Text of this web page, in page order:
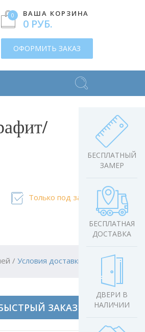
0 ВАША КОРЗИНА
0 РУБ.
ОФОРМИТЬ ЗАКАЗ
БЕСПЛАТНЫЙ
ЗАМЕР
БЕСПЛАТНАЯ
ДОСТАВКА
ДВЕРИ В
НАЛИЧИИ
Только под заказ
/ Условия доставки
ЗАКАЗ